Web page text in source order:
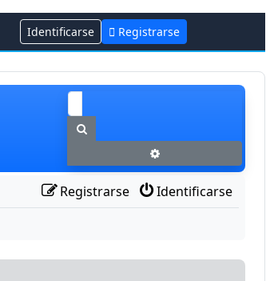
Identificarse Registrarse
Identificarse
Registrarse